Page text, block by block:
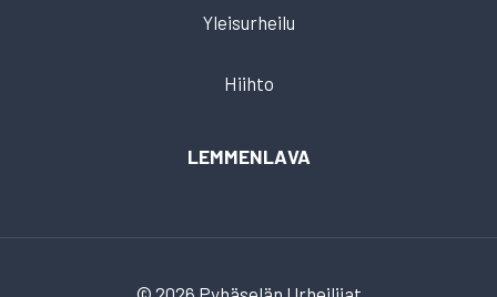
Yleisurheilu
Hiihto
LEMMENLAVA